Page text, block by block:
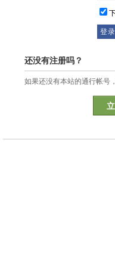
还没有注册吗？
如果还没有本站的通行帐号